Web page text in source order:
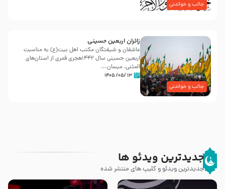
جالب و خواندنی
جالب و خواندنی
زائران اربعین حسینی
عاشقان و شیفتگان مکتب اهل بیت(ع) به مناسبت
اربعین حسینی سال ۱۴۴۲هجری قمری از استان‌های
المثنی، میسان...
۱۳ /۰۵/ ۱۴۰۵
جدیدترین ویدئو ها
جدیدترین ویدئو و کلیپ های منتشر شده